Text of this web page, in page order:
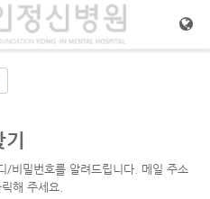
/비밀번호를 알려드립니다. 메일 주소
해 주세요.